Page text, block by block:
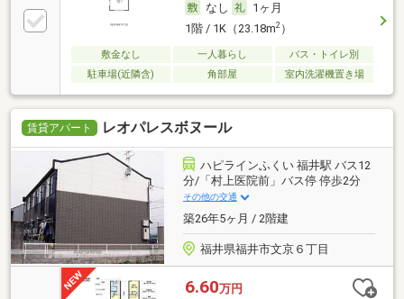
なし
1ヶ月
1階 / 1K（23.18m2）
敷金なし 一人暮らし
バス・トイレ別
駐車場(近隣含)
角部屋 室内洗濯機置き場
賃貸アパート レオパレスボヌール
ハピラインふくい 福井駅 バス12
分/「村上医院前」バス停 停歩2分
その他の交通
築26年5ヶ月 / 2階建
福井県福井市文京６丁目
6.60万円